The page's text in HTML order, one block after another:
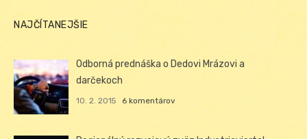
NAJČÍTANEJŠIE
Odborná prednáška o Dedovi Mrázovi a
darčekoch
10. 2. 2015 6 komentárov